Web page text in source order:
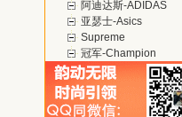
阿迪达斯-ADIDAS
亚瑟士-Asics
Supreme
冠军-Champion